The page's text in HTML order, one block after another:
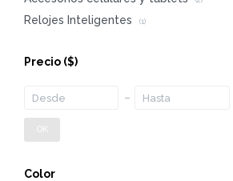
Relojes Inteligentes (1)
Precio ($)
OK
Color